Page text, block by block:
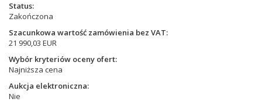
Status
Zakończona
Szacunkowa wartość zamówienia bez VAT
21 990,03 EUR
Wybór kryteriów oceny ofert
Najniższa cena
Aukcja elektroniczna
Nie